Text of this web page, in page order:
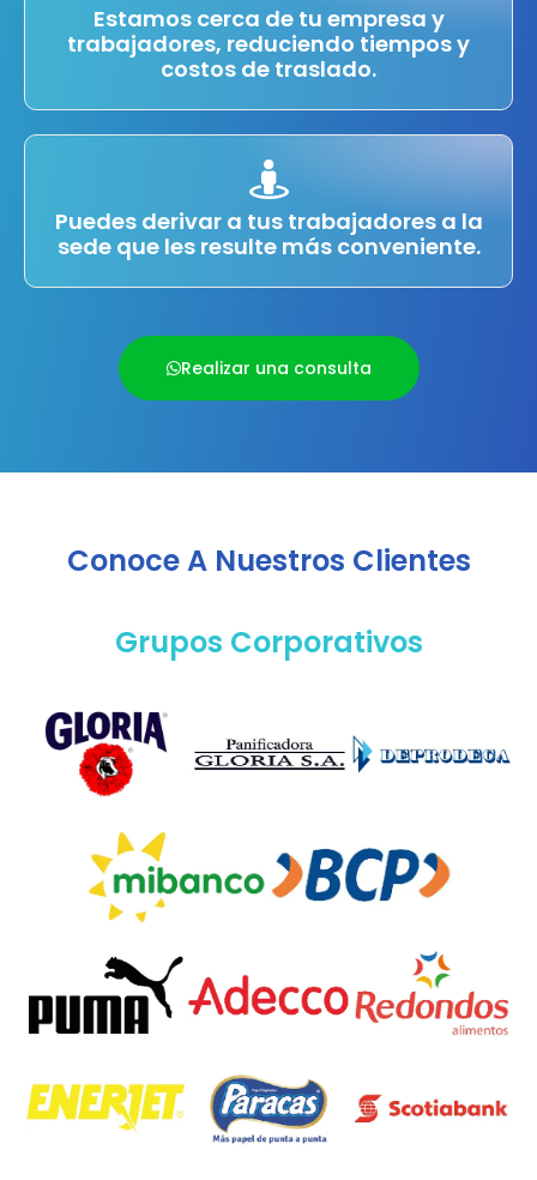
Estamos cerca de tu empresa y
trabajadores, reduciendo tiempos y
costos de traslado.
Puedes derivar a tus trabajadores a la
sede que les resulte más conveniente.
Realizar una consulta
Conoce A Nuestros Clientes
Grupos Corporativos
Cartera De Clientes